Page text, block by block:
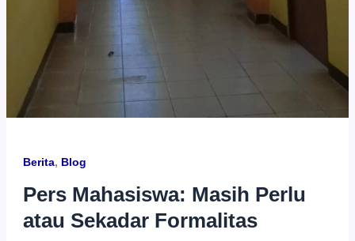
Berita, Blog
Pers Mahasiswa: Masih Perlu
atau Sekadar Formalitas